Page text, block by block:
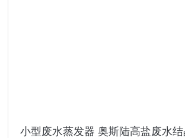
小型废水蒸发器 奥斯陆高盐废水